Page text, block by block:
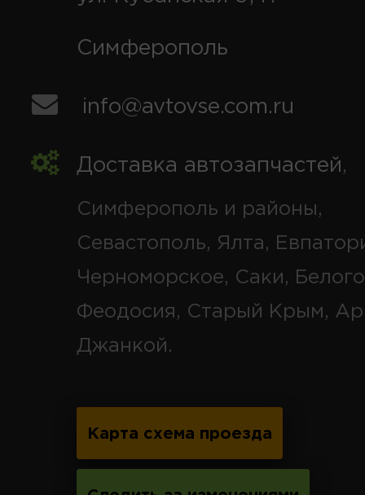
Симферополь
info@avtovse.com.ru
Доставка автозапчастей,
Симферополь и районы,
Севастополь, Ялта,
Черноморское, Саки,
Феодосия, Старый Крым,
Джанкой.
Карта схема проезда